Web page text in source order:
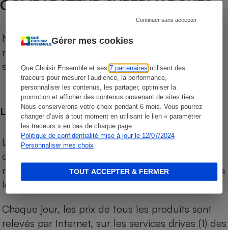
Gérer mes cookies
Que Choisir Ensemble et ses7 partenaires utilisent des
traceurs pour mesurer l’audience, la performance,
personnaliser les contenus, les partager, optimiser la
promotion et afficher des contenus provenant de sites tiers.
Nous conserverons votre choix pendant 6 mois. Vous pourrez
changer d’avis à tout moment en utilisant le lien « paramétrer
les traceurs » en bas de chaque page.
Politique de confidentialité mise à jour le 12/07/2024
Personnaliser mes choix
Continuer sans accepter
TOUT ACCEPTER & FERMER
COMPARATEUR SUPERMARCHÉS
Notre comparateur de supermarchés propose le
niveau de prix des supermarchés, géolocalisés
sur le territoire français.
Les comparaisons de prix
Les comparaisons sont réalisées sur l’ensemble
des produits des magasins. Les produits de
marques de distributeurs (MDD) sont comparés à
leurs équivalents chez leurs concurrents.
Chaque jour, les prix de tous les produits sont
relevés par Internet, sur les services drives (1) des